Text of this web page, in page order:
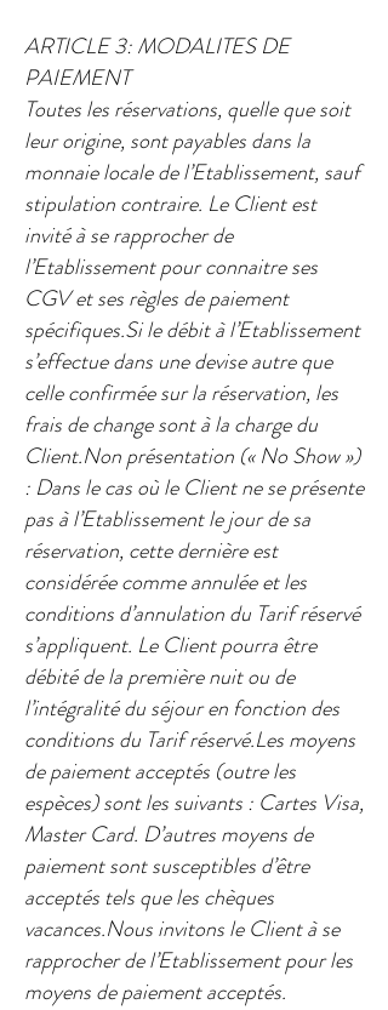
ARTICLE 3: MODALITES DE
PAIEMENT​
Toutes les réservations, quelle que soit
leur origine, sont payables dans la
monnaie locale de l’Etablissement, sauf
stipulation contraire. Le Client est
invité à se rapprocher de
l’Etablissement pour connaitre ses
CGV et ses règles de paiement
spécifiques.Si le débit à l’Etablissement
s’effectue dans une devise autre que
celle confirmée sur la réservation, les
frais de change sont à la charge du
Client.Non présentation (« No Show »)
: Dans le cas où le Client ne se présente
pas à l’Etablissement le jour de sa
réservation, cette dernière est
considérée comme annulée et les
conditions d’annulation du Tarif réservé
s’appliquent. Le Client pourra être
débité de la première nuit ou de
l’intégralité du séjour en fonction des
conditions du Tarif réservé.Les moyens
de paiement acceptés (outre les
espèces) sont les suivants : Cartes Visa,
Master Card. D’autres moyens de
paiement sont susceptibles d’être
acceptés tels que les chèques
vacances.Nous invitons le Client à se
rapprocher de l’Etablissement pour les
moyens de paiement acceptés.​